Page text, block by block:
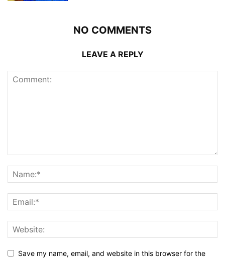
NO COMMENTS
LEAVE A REPLY
Save my name, email, and website in this browser for the